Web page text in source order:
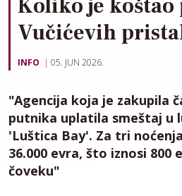
Koliko je koštao
Vučićevih
INFO 05. JUN 2026.
"Agencija koja je zakupila
putnika uplatila smeštaj u
'Luštica Bay'. Za tri
36.000 evra, što iznosi 800
čoveku"